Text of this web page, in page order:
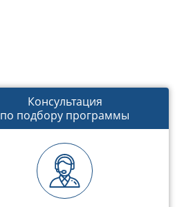
Консультация
по подбору программы